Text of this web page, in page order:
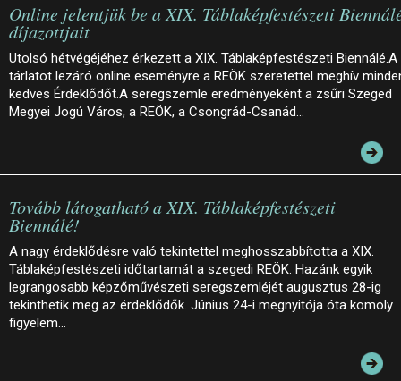
Online jelentjük be a XIX. Táblaképfestészeti
díjazottjait
Utolsó hétvégéjéhez érkezett a XIX. Táblaképfestészeti Biennálé.A
tárlatot lezáró online eseményre a REÖK szeretettel meghív
kedves Érdeklődőt.A seregszemle eredményeként a zsűri Szeged
Megyei Jogú Város, a REÖK, a Csongrád-Csanád…
Tovább látogatható a XIX. Táblaképfestészeti
Biennálé!
A nagy érdeklődésre való tekintettel meghosszabbította a XIX.
Táblaképfestészeti időtartamát a szegedi REÖK. Hazánk egyik
legrangosabb képzőművészeti seregszemléjét augusztus 28-ig
tekinthetik meg az érdeklődők. Június 24-i megnyitója óta komoly
figyelem…